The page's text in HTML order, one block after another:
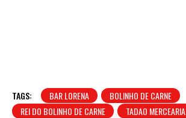
TAGS: BAR LORENA
BOLINHO DE CARNE
REI DO BOLINHO DE CARNE
TADAO MERCEARIA